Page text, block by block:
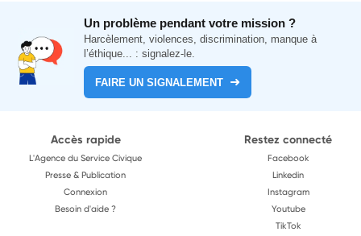
Un problème pendant votre mission ?
Harcèlement, violences, discrimination, manque à
l’éthique... : signalez-le.
FAIRE UN SIGNALEMENT
Accès rapide
L'Agence du Service Civique
Presse & Publication
Connexion
Besoin d'aide ?
Restez connecté
Facebook
Linkedin
Instagram
Youtube
TikTok